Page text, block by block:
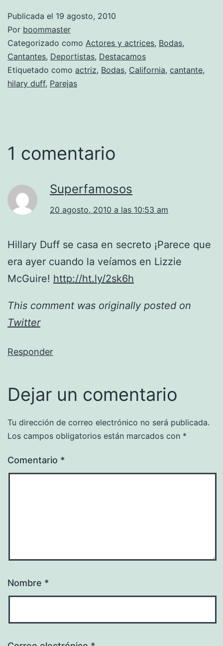
Publicada el 19 agosto, 2010
Por boommaster
Categorizado como Actores y actrices, Bodas,
Cantantes, Deportistas, Destacamos
Etiquetado como actriz, Bodas, California, cantante,
hilary duff, Parejas
1 comentario
Superfamosos
20 agosto, 2010 a las 10:53 am
Hillary Duff se casa en secreto ¡Parece que
era ayer cuando la veíamos en Lizzie
McGuire! http://ht.ly/2sk6h
This comment was originally posted on
Twitter
Responder
Dejar un comentario
Tu dirección de correo electrónico no será publicada.
Los campos obligatorios están marcados con *
Comentario *
Nombre *